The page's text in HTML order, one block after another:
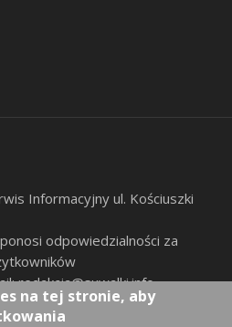
Informacyjny ul. Kościuszki
odpowiedzialności za
redakcja@suwalki.info,
na tej stronie, aby